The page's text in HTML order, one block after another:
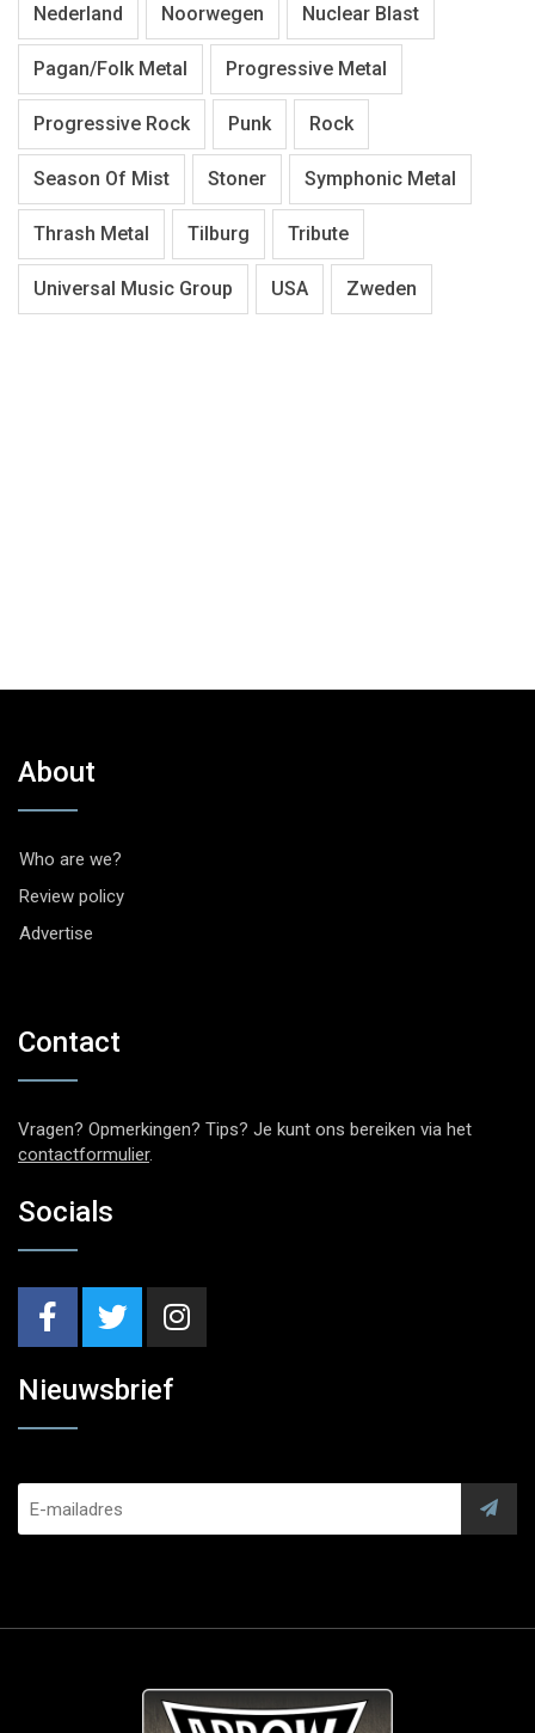
Nederland Noorwegen Nuclear Blast
Pagan/Folk Metal Progressive Metal
Progressive Rock Punk Rock
Season Of Mist Stoner Symphonic Metal
Thrash Metal Tilburg Tribute
Universal Music Group USA Zweden
About
Who are we?
Review policy
Advertise
Contact
Vragen? Opmerkingen? Tips? Je kunt ons bereiken via het
contactformulier.
Socials
Nieuwsbrief